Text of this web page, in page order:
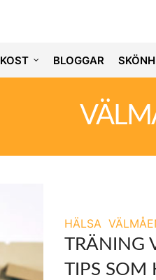
KOST BLOGGAR
HÄLSA
TRÄNING
TIPS SOM